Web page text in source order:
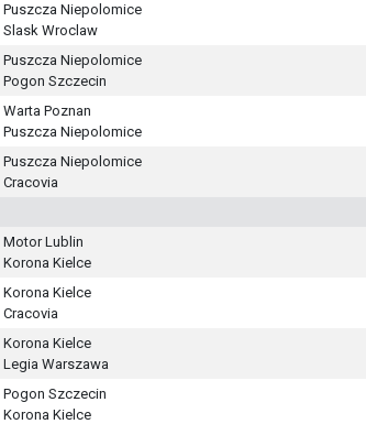
Puszcza Niepolomice
Slask Wroclaw
Puszcza Niepolomice
Pogon Szczecin
Warta Poznan
Puszcza Niepolomice
Puszcza Niepolomice
Cracovia
Motor Lublin
Korona Kielce
Korona Kielce
Cracovia
Korona Kielce
Legia Warszawa
Pogon Szczecin
Korona Kielce